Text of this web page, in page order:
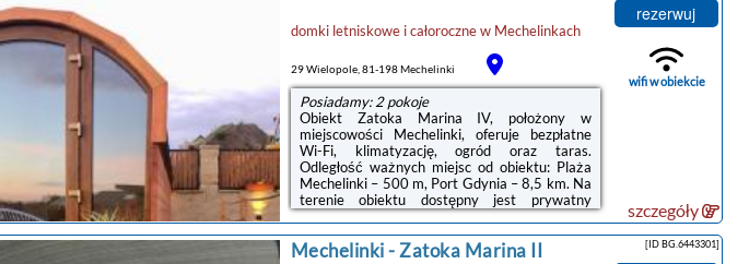
kuchenną, a także łazienkę (1) z prysznicem.
W domu wakacyjnym zapewniono ręczniki i
pościel.Obiekt dysponuje placem zabaw. Na
terenie ...
domki letniskowe i całorocznew Mechelinkach
29 Wielopole, 81-198 Mechelinki
Posiadamy: 2 pokoje
Obiekt Zatoka Marina IV, położony w
miejscowości Mechelinki, oferuje bezpłatne
Wi-Fi, klimatyzację, ogród oraz taras.
Odległość ważnych miejsc od obiektu: Plaża
Mechelinki – 500 m, Port Gdynia – 8,5 km. Na
terenie obiektu dostępny jest prywatny
parking.Oferta domu wakacyjnego obejmuje
sypialnię (1), łazienkę (1) oraz salon. Goście
mają do dyspozycji telewizor z płaskim
rezerwuj
wifi w obiekcie
szczegóły
Mechelinki-Zatoka Marina II [ID BG.6443301]